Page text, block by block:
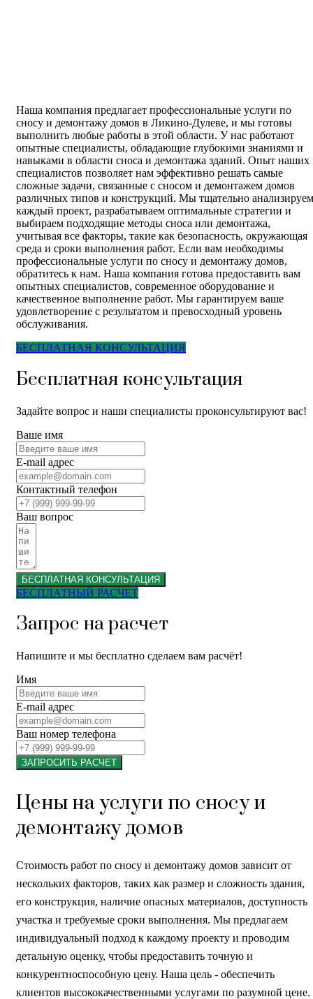
Наша компания предлагает профессиональные услуги по
сносу и демонтажу домов в Ликино-Дулеве, и мы готовы
выполнить любые работы в этой области. У нас работают
опытные специалисты, обладающие глубокими знаниями и
навыками в области сноса и демонтажа зданий. Опыт наших
специалистов позволяет нам эффективно решать самые
сложные задачи, связанные с сносом и демонтажем домов
различных типов и конструкций. Мы тщательно анализируем
каждый проект, разрабатываем оптимальные стратегии и
выбираем подходящие методы сноса или демонтажа,
учитывая все факторы, такие как безопасность, окружающая
среда и сроки выполнения работ. Если вам необходимы
профессиональные услуги по сносу и демонтажу домов,
обратитесь к нам. Наша компания готова предоставить вам
опытных специалистов, современное оборудование и
качественное выполнение работ. Мы гарантируем ваше
удовлетворение с результатом и превосходный уровень
обслуживания.
БЕСПЛАТНАЯ КОНСУЛЬТАЦИЯ
Бесплатная консультация
Задайте вопрос и наши специалисты проконсультируют вас!
Ваше имя
E-mail адрес
Контактный телефон
Ваш вопрос
БЕСПЛАТНАЯ КОНСУЛЬТАЦИЯ
БЕСПЛАТНЫЙ РАСЧЕТ
Запрос на расчет
Напишите и мы бесплатно сделаем вам расчёт!
Имя
E-mail адрес
Ваш номер телефона
ЗАПРОСИТЬ РАСЧЕТ
Цены на услуги по сносу и
демонтажу домов
Стоимость работ по сносу и демонтажу домов зависит от
нескольких факторов, таких как размер и сложность здания,
его конструкция, наличие опасных материалов, доступность
участка и требуемые сроки выполнения. Мы предлагаем
индивидуальный подход к каждому проекту и проводим
детальную оценку, чтобы предоставить точную и
конкурентноспособную цену. Наша цель - обеспечить
клиентов высококачественными услугами по разумной цене.